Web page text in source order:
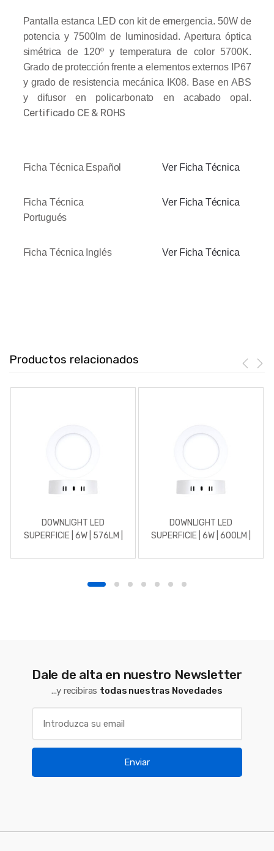
Pantalla estanca LED con kit de emergencia. 50W de
potencia y 7500lm de luminosidad. Apertura óptica
simétrica de 120º y temperatura de color 5700K.
Grado de protección frente a elementos externos IP67
y grado de resistencia mecánica IK08. Base en ABS
y difusor en policarbonato en acabado opal.
Certificado CE & ROHS
Ficha Técnica Español Ver Ficha Técnica
Ficha Técnica
Portugués
Ver Ficha Técnica
Ficha Técnica Inglés Ver Ficha Técnica
Productos relacionados
DOWNLIGHT LED
SUPERFICIE | 6W | 576LM |
BLANCO
DOWNLIGHT LED
SUPERFICIE | 6W | 600LM |
Dale de alta en nuestro Newsletter
...y recibiras todas nuestras Novedades
Enviar